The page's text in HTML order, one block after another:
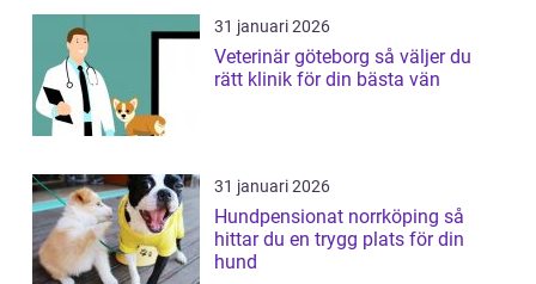
31 januari 2026
Veterinär göteborg så väljer du
rätt klinik för din bästa vän
31 januari 2026
Hundpensionat norrköping så
hittar du en trygg plats för din
hund